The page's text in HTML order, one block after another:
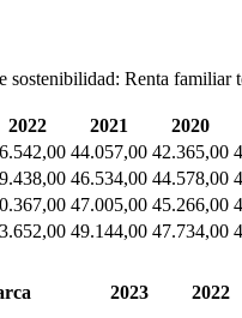
sostenibilidad: Renta familiar
2022 2021 2020
44.057,00 42.365,00
46.534,00 44.578,00
47.005,00 45.266,00
49.144,00 47.734,00
2023 2022